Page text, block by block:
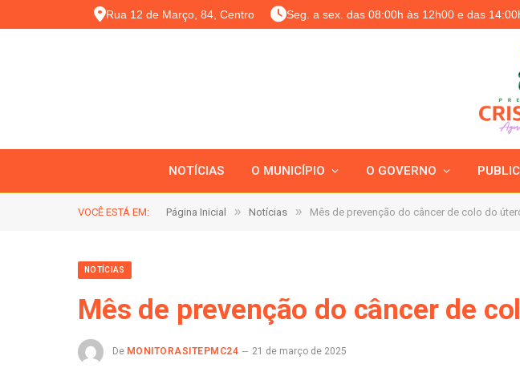
Rua 12 de Março, 84, Centro Seg. a sex. das 08:00h às 12h00 e das
NOTÍCIAS O MUNICÍPIO O GOVERNO
VOCÊ ESTÁ EM: Página Inicial » Notícias » Mês de prevenção do câncer de colo do
NOTÍCIAS
Mês de prevenção do câncer de
De MONITORASITEPMC24 21 de março de 2025